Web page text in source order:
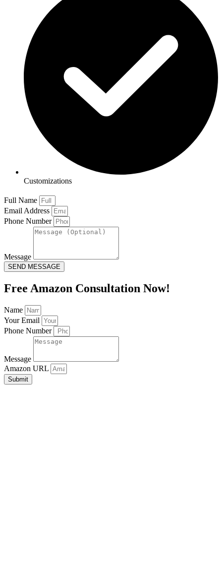
Customizations
Full Name
Email Address
Phone Number
Message
SEND MESSAGE
Free Amazon Consultation Now!
Name
Your Email
Phone Number
Message
Amazon URL
Submit